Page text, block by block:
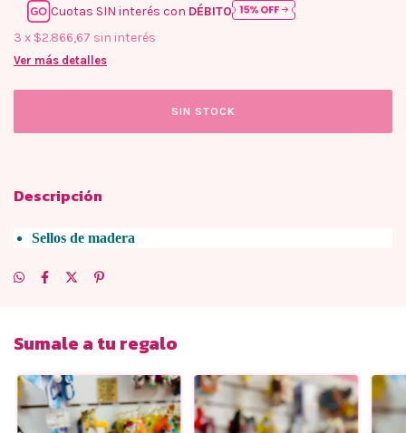
Cuotas SIN interés con DÉBITO
3 x $2.866,67 sin interés
Ver más detalles
Descripción
Sellos de madera
Sumale a tu regalo